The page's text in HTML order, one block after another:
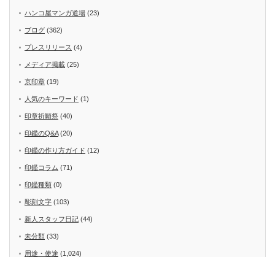
ハンコ屋マンガ道場 (23)
ブログ (362)
プレスリリース (4)
メディア掲載 (25)
京印章 (19)
人気のキーワード (1)
印章祈願祭 (40)
印鑑のQ&A(20)
印鑑の作り方ガイド (12)
印鑑コラム (71)
印鑑種類 (0)
彫刻文字 (103)
新人スタッフ日記 (44)
未分類 (33)
用途・使途 (1,024)